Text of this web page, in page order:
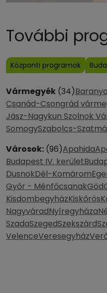
További
Központi programok
Vármegyék (34)Baranya
Csanád-Csongrád
Jász-Nagykun Szolnok
SomogySzabolcs-
Városok: (96)Apahida
Budapest IV. kerület
DusnokDél-Komárom
Győr - MénfőcsanakGöd
KisdombegyházKiskőrös
NagyváradNyíregyháza
SzadaSzegedSzekszárd
VelenceVeresegyház